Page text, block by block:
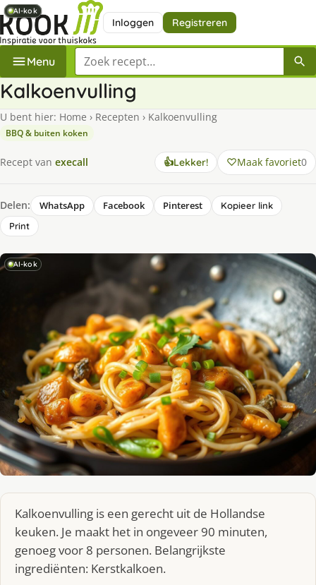
Inloggen Registreren
Menu Zoek een recept
Kalkoenvulling
U bent hier: Home › Recepten › Kalkoenvulling
BBQ & buiten koken
Recept van execall 👍Lekker! Maak favoriet0
Delen: WhatsApp Facebook Pinterest
Kopieer link
Print
AI-kok
Kalkoenvulling is een gerecht uit de Hollandse
keuken. Je maakt het in ongeveer 90 minuten,
genoeg voor 8 personen. Belangrijkste
ingrediënten: Kerstkalkoen.
AI-kok
AI-kok
AI-kok
AI-kok